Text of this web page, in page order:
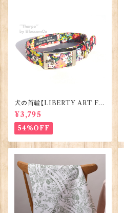
犬の首輪【LIBERTY ART FA
BRIC=Thorpe】BlossomCo
90295
¥3,795
54%OFF